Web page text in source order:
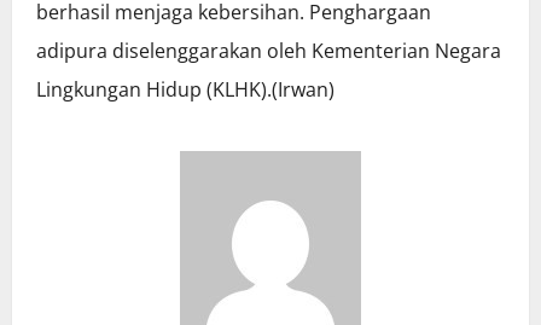
berhasil menjaga kebersihan. Penghargaan
adipura diselenggarakan oleh Kementerian Negara
Lingkungan Hidup (KLHK).(Irwan)